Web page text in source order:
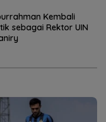
Kembali
sebagai Rektor UIN